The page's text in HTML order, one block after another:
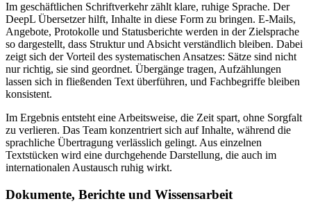
Im geschäftlichen Schriftverkehr zählt klare, ruhige Sprache. Der
DeepL Übersetzer hilft, Inhalte in diese Form zu bringen. E-Mails,
Angebote, Protokolle und Statusberichte werden in der Zielsprache
so dargestellt, dass Struktur und Absicht verständlich bleiben. Dabei
zeigt sich der Vorteil des systematischen Ansatzes: Sätze sind nicht
nur richtig, sie sind geordnet. Übergänge tragen, Aufzählungen
lassen sich in fließenden Text überführen, und Fachbegriffe bleiben
konsistent.
Im Ergebnis entsteht eine Arbeitsweise, die Zeit spart, ohne Sorgfalt
zu verlieren. Das Team konzentriert sich auf Inhalte, während die
sprachliche Übertragung verlässlich gelingt. Aus einzelnen
Textstücken wird eine durchgehende Darstellung, die auch im
internationalen Austausch ruhig wirkt.
Dokumente, Berichte und Wissensarbeit